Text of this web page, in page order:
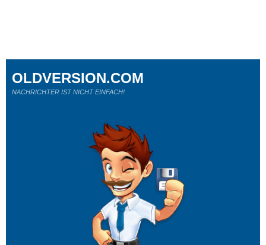
OLDVERSION.COM
NACHRICHTER IST NICHT EINFACH!